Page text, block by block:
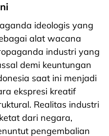
ideologis yang
alat wacana
industri yang
demi keuntungan
saat ini menjadi
ekspresi kreatif
Realitas industri
dari negara,
pengembalian